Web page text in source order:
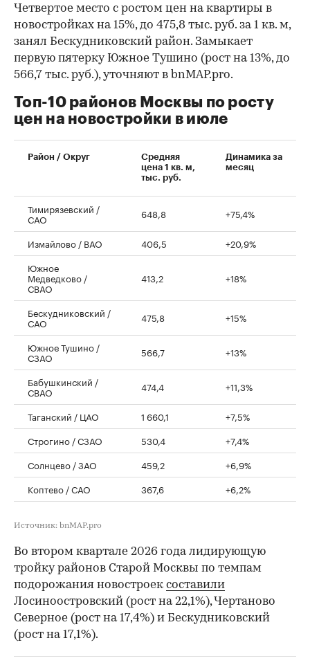
00:00 / 00:00
Четвертое место с ростом цен на квартиры в
новостройках на 15%, до 475,8 тыс. руб. за 1 кв. м,
занял Бескудниковский район. Замыкает
первую пятерку Южное Тушино (рост на 13%, до
566,7 тыс. руб.), уточняют в bnMAP.pro.
Топ-10 районов Москвы по росту
цен на новостройки в июле
Район / Округ
Средняя
цена 1 кв. м,
тыс. руб.
Динамика за
месяц
Тимирязевский /
САО 648,8 +75,4%
Измайлово / ВАО 406,5
+20,9%
Южное
Медведково /
СВАО
413,2 +18%
Бескудниковский /
САО 475,8 +15%
Южное Тушино /
СЗАО 566,7 +13%
Бабушкинский /
СВАО 474,4 +11,3%
Таганский / ЦАО 1 660,1
+7,5%
Строгино / СЗАО
530,4
+7,4%
Солнцево / ЗАО
459,2
+6,9%
Коптево / САО
367,6 +6,2%
Источник: bnMAP.pro
Во втором квартале 2026 года лидирующую
тройку районов Старой Москвы по темпам
подорожания новостроек составили
Лосиноостровский (рост на 22,1%), Чертаново
Северное (рост на 17,4%) и Бескудниковский
(рост на 17,1%).